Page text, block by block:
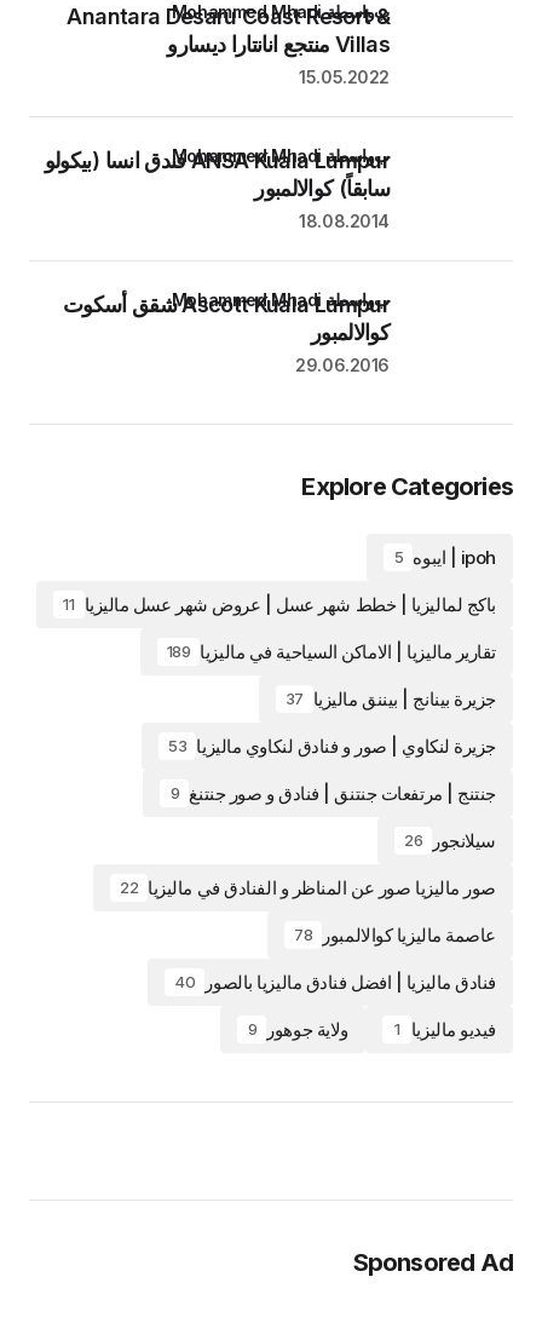
Anantara Desaru Coast Resort &
Villas منتجع انانتارا ديسارو
بواسطة Mohammed Mhadi
15.05.2022
ANSA Kuala Lumpur فندق انسا (بيكولو
سابقاً) كوالالمبور
بواسطة Mohammed Mhadi
18.08.2014
Ascott Kuala Lumpur شقق أسكوت
كوالالمبور
بواسطة Mohammed Mhadi
29.06.2016
Explore Categories
ipoh | ايبوه 5
باكج لماليزيا | خطط شهر عسل | عروض شهر عسل ماليزيا 11
تقارير ماليزيا | الاماكن السياحية في ماليزيا 189
جزيرة بينانج | بيننق ماليزيا 37
جزيرة لنكاوي | صور و فنادق لنكاوي ماليزيا 53
جنتنج | مرتفعات جنتنق | فنادق و صور جنتنغ 9
سيلانجور 26
صور ماليزيا صور عن المناظر و الفنادق في ماليزيا 22
عاصمة ماليزيا كوالالمبور 78
فنادق ماليزيا | افضل فنادق ماليزيا بالصور 40
فيديو ماليزيا 1 ولاية جوهور 9
Sponsored Ad